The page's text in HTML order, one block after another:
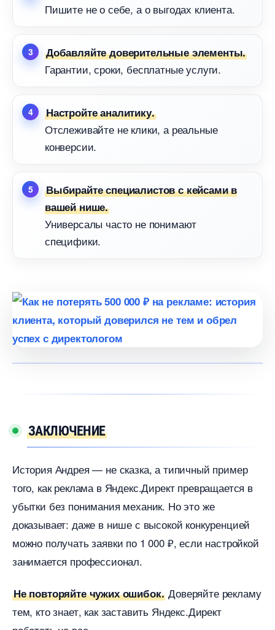
Пишите не о себе, а о выгодах клиента.
Добавляйте доверительные элементы.
Гарантии, сроки, бесплатные услуги.
Настройте аналитику.
Отслеживайте не клики, а реальные
конверсии.
ыбирайте специалистов с кейсами
ашей нише.
Универсалы часто не понимают
специфики.
ЗАКЛЮЧЕНИЕ
История Андрея — не сказка, а типичный пример
того, как реклама в Яндекс.Директ превращается
убытки без понимания механик. Но это же
доказывает: даже в нише с высокой конкуренцией
можно получать заявки по 1 000 ₽, если настройкой
занимается профессионал.
Не повторяйте чужих ошибок. Доверяйте рекламу
тем, кто знает, как заставить Яндекс.Директ